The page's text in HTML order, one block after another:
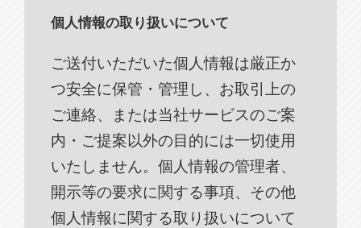
個人情報の取り扱いについて
ご送付いただいた個人情報は厳正か
つ安全に保管・管理し、お取引上の
ご連絡、または当社サービスのご案
内・ご提案以外の目的には一切使用
いたしません。個人情報の管理者、
開示等の要求に関する事項、その他
個人情報に関する取り扱いについて